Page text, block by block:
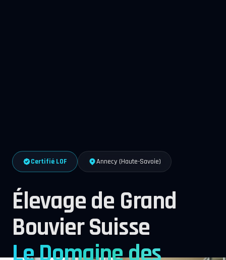
Certifié LOF Annecy (Haute-Savoie)
Élevage de Grand
Bouvier Suisse